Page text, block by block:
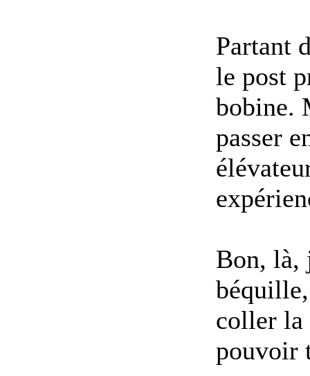
Partant
le post
bobine.
passer
Bon, là,
coller la
pouvoir